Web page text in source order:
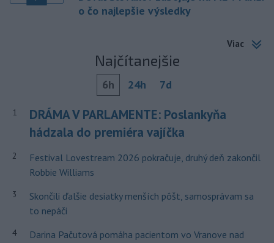
o čo najlepšie výsledky
Viac
Najčítanejšie
6h 24h 7d
1
DRÁMA V PARLAMENTE: Poslankyňa
hádzala do premiéra vajíčka
2
Festival Lovestream 2026 pokračuje, druhý deň zakončil
Robbie Williams
3
Skončili ďalšie desiatky menších pôšt, samosprávam sa
to nepáči
4
Darina Pačutová pomáha pacientom vo Vranove nad